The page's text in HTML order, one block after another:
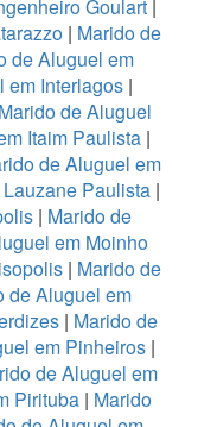
Goulart |
| Marido de
de Aluguel em
em Interlagos|
Marido de Aluguel
Itaim Paulista |
de Aluguel em
Paulista |
| Marido de
em Moinho
| Marido de
de Aluguel em
| Marido de
em Pinheiros|
de Aluguel em
Pirituba| Marido